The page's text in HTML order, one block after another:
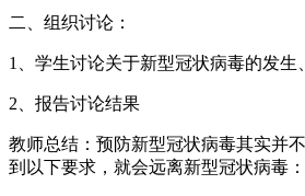
二、组织讨论：
1、学生讨论关于新型冠状病毒的发生
2、报告讨论结果
教师总结：预防新型冠状病毒其实并
到以下要求，就会远离新型冠状病毒：